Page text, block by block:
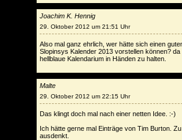
Joachim K. Hennig
29. Oktober 2012 um 21:51 Uhr
Also mal ganz ehrlich, wer hätte sich einen
Slopinsys Kalender 2013 vorstellen können?
hellblaue Kalendarium in Händen zu halten.
Malte
29. Oktober 2012 um 22:15 Uhr
Das klingt doch mal nach einer netten Idee. :-)
Ich hätte gerne mal Einträge von Tim Burton.
ausdenkt.